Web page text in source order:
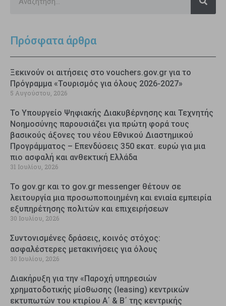
Πρόσφατα άρθρα
Ξεκινούν οι αιτήσεις στο vouchers.gov.gr για το
Πρόγραμμα «Τουρισμός για όλους 2026-2027»
5 Αυγούστου, 2026
Το Υπουργείο Ψηφιακής Διακυβέρνησης και Τεχνητής
Νοημοσύνης παρουσιάζει για πρώτη φορά τους
βασικούς άξονες του νέου Εθνικού Διαστημικού
Προγράμματος – Επενδύσεις 350 εκατ. ευρώ για μια
πιο ασφαλή και ανθεκτική Ελλάδα
31 Ιουλίου, 2026
Το gov.gr και το gov.gr messenger θέτουν σε
λειτουργία μια προσωποποιημένη και ενιαία εμπειρία
εξυπηρέτησης πολιτών και επιχειρήσεων
30 Ιουλίου, 2026
Συντονισμένες δράσεις, κοινός στόχος:
ασφαλέστερες μετακινήσεις για όλους
30 Ιουλίου, 2026
Διακήρυξη για την «Παροχή υπηρεσιών
χρηματοδοτικής μίσθωσης (leasing) κεντρικών
εκτυπωτών του κτιρίου Α΄ & Β΄ της κεντρικής